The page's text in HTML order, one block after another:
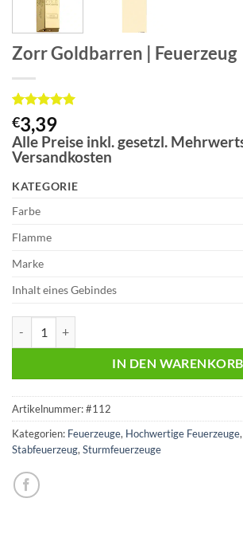
Zorr Goldbarren | Feuerzeug
Bewertet
mit5von
5, basierend
auf
1
€3,39
Alle Preise inkl. gesetzl.
Versandkosten
KATEGORIE
Farbe
Flamme
Marke
Inhalt eines Gebindes
IN DEN WARENKORB
Artikelnummer:#112
Kategorien: Feuerzeuge, Hochwertige Feuerzeuge,
Stabfeuerzeug, Sturmfeuerzeuge